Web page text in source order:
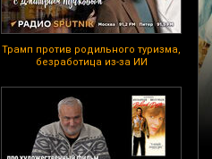
Трамп против родильного туризма,
безработица из-за ИИ